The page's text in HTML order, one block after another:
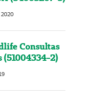
2020
Consultas
(51004334-2)